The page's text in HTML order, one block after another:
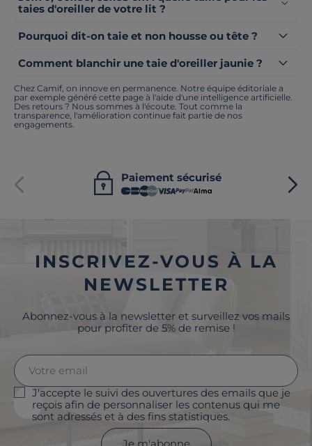
taies d'oreiller de votre lit ?
Pourquoi dit-on taie et non housse ou tête ?
Comment blanchir une taie d'oreiller jaunie ?
Chez Camif, on innove en permanence. Notre équipe éditoriale a
par exemple généré cette page à l'aide d'une intelligence artificielle.
Des retours ? Nous sommes à l'écoute. Tout comme la
transparence, l'amélioration continue fait partie de nos
engagements.
Paiement sécurisé
INSCRIVEZ-VOUS À LA
NEWSLETTER
Abonnez-vous à la newsletter et surveillez vos mails
pour profiter de 5% de remise !
J'accepte le suivi des ouvertures des emails que je
reçois afin de personnaliser les contenus qui me
sont adressés et à des fins statistiques.